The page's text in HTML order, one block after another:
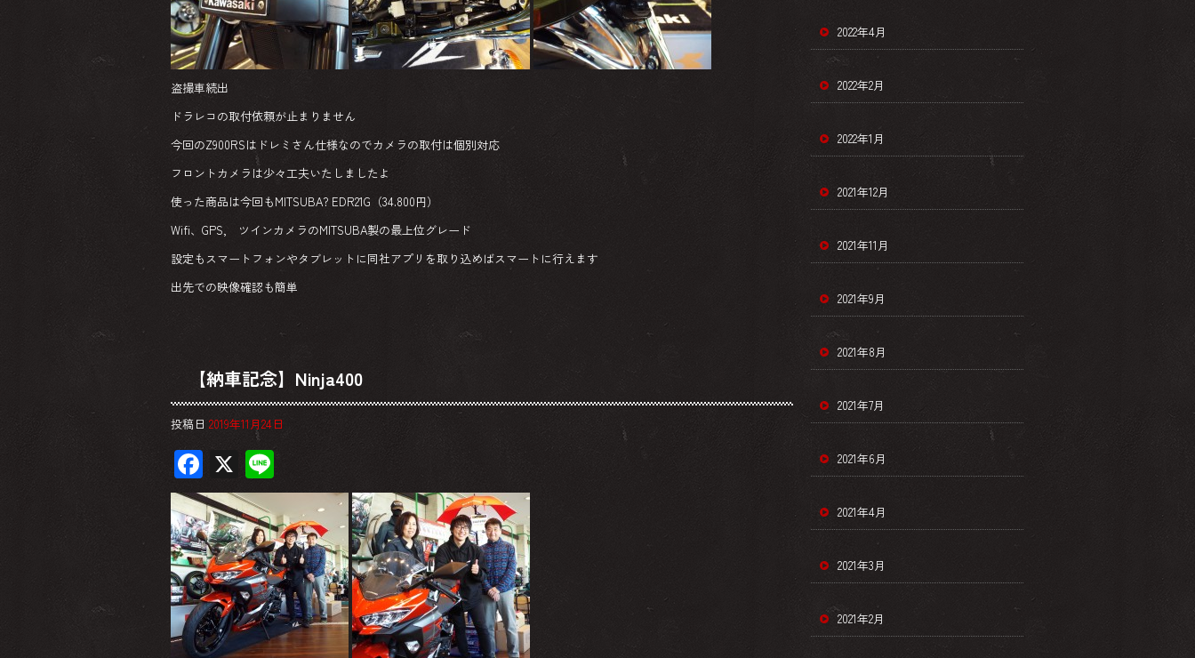
盗撮車続出
ドラレコの取付依頼が止まりません
今回のZ900RSはドレミさん仕様なのでカメラの取付は個別対応
フロントカメラは少々工夫いたしましたよ
使った商品は今回もMITSUBA? EDR21G（34.800円）
Wifi、GPS, ツインカメラのMITSUBA製の最上位グレード
設定もスマートフォンやタブレットに同社アプリを取り込めばスマートに行えます
出先での映像確認も簡単
【納車記念】Ninja400
投稿日 2019年11月24日
F
ac
e
b
o
ok
X
ne
2022年4月
2022年2月
2022年1月
2021年12月
2021年11月
2021年9月
2021年8月
2021年7月
2021年6月
2021年4月
2021年3月
2021年2月